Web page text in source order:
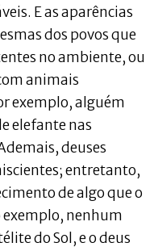
E as aparências
dos povos que
no ambiente, ou
animais
exemplo, alguém
elefante nas
deuses
entretanto,
de algo que o
exemplo, nenhum
do Sol, e o deus